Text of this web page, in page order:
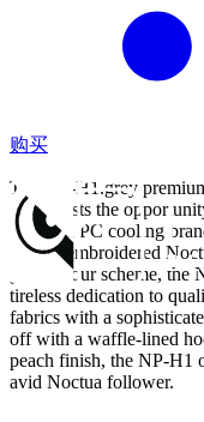
购买
The NP-H1.grey
enthusiasts the
Austrian PC cooling
quality embroidered
grey colour scheme, the
tireless dedication to
fabrics with a
off with a waffle-lined
peach finish, the NP-H1
avid Noctua follower.